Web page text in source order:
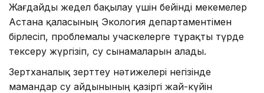
Жағдайды жедел бақылау үшін бейінді мекемелер
Астана қаласының Экология департаментімен
бірлесіп, проблемалы учаскелерге тұрақты түрде
тексеру жүргізіп, су сынамаларын алады.
Зертханалық зерттеу нәтижелері негізінде
мамандар су айдынының қазіргі жай-күйін